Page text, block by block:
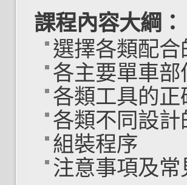
課程內容大綱：
選擇各類配合
各主要單車
各類工具的
各類不同設
組裝程序
注意事項及